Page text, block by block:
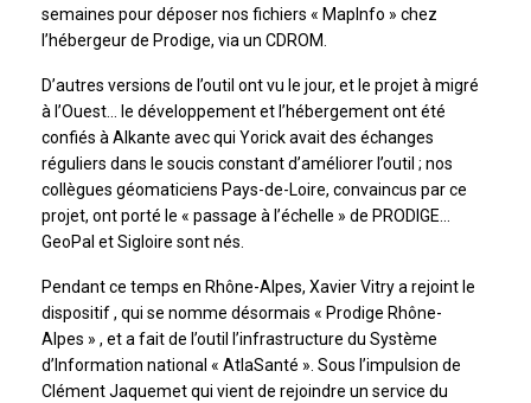
semaines pour déposer nos fichiers « MapInfo » chez
l’hébergeur de Prodige, via un CDROM.
D’autres versions de l’outil ont vu le jour, et le projet à migré
à l’Ouest… le développement et l’hébergement ont été
confiés à Alkante avec qui Yorick avait des échanges
réguliers dans le soucis constant d’améliorer l’outil ; nos
collègues géomaticiens Pays-de-Loire, convaincus par ce
projet, ont porté le « passage à l’échelle » de PRODIGE…
GeoPal et Sigloire sont nés.
Pendant ce temps en Rhône-Alpes, Xavier Vitry a rejoint le
dispositif , qui se nomme désormais « Prodige Rhône-
Alpes » , et a fait de l’outil l’infrastructure du Système
d’Information national « AtlaSanté ». Sous l’impulsion de
Clément Jaquemet qui vient de rejoindre un service du